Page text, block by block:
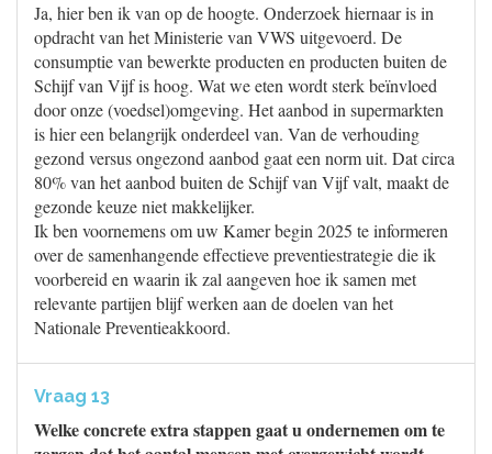
Ja, hier ben ik van op de hoogte. Onderzoek hiernaar is in
opdracht van het Ministerie van VWS uitgevoerd. De
consumptie van bewerkte producten en producten buiten de
Schijf van Vijf is hoog. Wat we eten wordt sterk beïnvloed
door onze (voedsel)omgeving. Het aanbod in supermarkten
is hier een belangrijk onderdeel van. Van de verhouding
gezond versus ongezond aanbod gaat een norm uit. Dat circa
80% van het aanbod buiten de Schijf van Vijf valt, maakt de
gezonde keuze niet makkelijker.
Ik ben voornemens om uw Kamer begin 2025 te informeren
over de samenhangende effectieve preventiestrategie die ik
voorbereid en waarin ik zal aangeven hoe ik samen met
relevante partijen blijf werken aan de doelen van het
Nationale Preventieakkoord.
Vraag 13
Welke concrete extra stappen gaat u ondernemen om te